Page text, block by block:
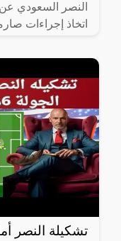
النصر السعودي
اتخاذ إجراءات
تشكيلة النصر